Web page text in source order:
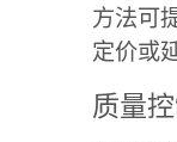
方法可
定价或
质量